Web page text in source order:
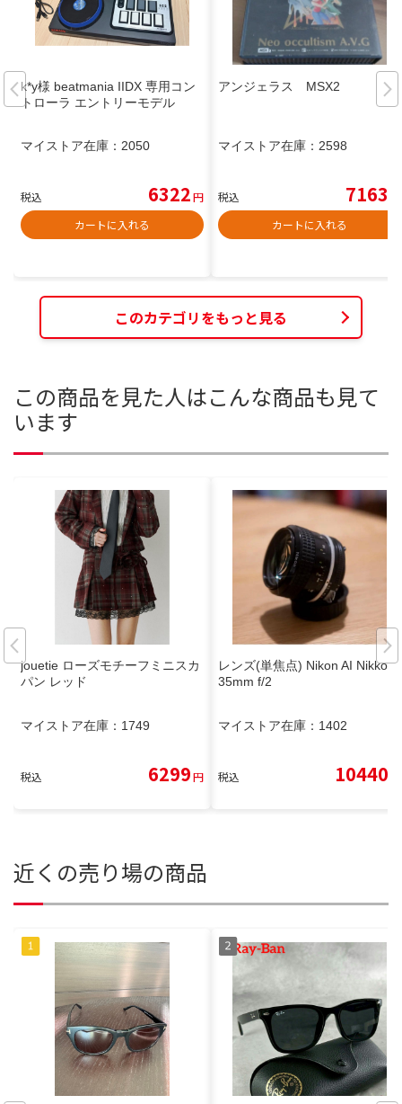
k*y様 beatmania IIDX 専用コン
トローラ エントリーモデル
マイストア在庫： 2050
税込 6322円
カートに入れる
アンジェラス MSX2
マイストア在庫： 2598
税込 7163
カートに入れる
このカテゴリをもっと見る
この商品を見た人はこんな商品も見て
います
jouetie ローズモチーフミニスカ
パン レッド
マイストア在庫： 1749
税込 6299円
レンズ(単焦点) Nikon AI Nikkor
35mm f/2
マイストア在庫： 1402
税込 10440
近くの売り場の商品